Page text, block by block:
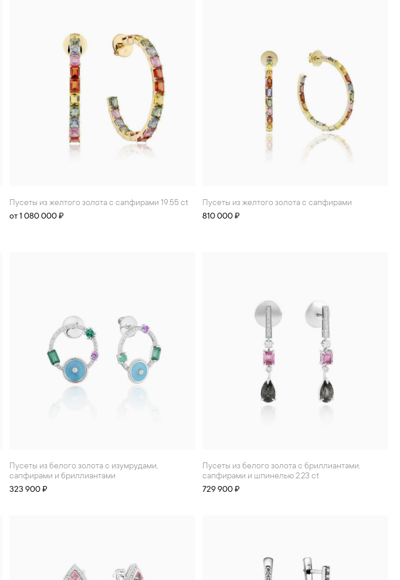
Пусеты из желтого золота с сапфирами 19.55 ct
от 1 080 000 ₽
Пусеты из желтого золота с сапфирами
810 000 ₽
Пусеты из белого золота с изумрудами,
сапфирами и бриллиантами
323 900 ₽
Пусеты из белого золота с бриллиантами,
сапфирами и шпинелью 2.23 ct
729 900 ₽